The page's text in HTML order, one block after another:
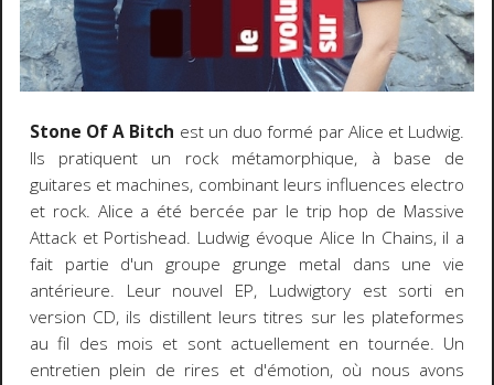
Stone Of A Bitch est un duo formé par Alice et Ludwig.
Ils pratiquent un rock métamorphique, à base de
guitares et machines, combinant leurs influences electro
et rock. Alice a été bercée par le trip hop de Massive
Attack et Portishead. Ludwig évoque Alice In Chains, il a
fait partie d'un groupe grunge metal dans une vie
antérieure. Leur nouvel EP, Ludwigtory est sorti en
version CD, ils distillent leurs titres sur les plateformes
au fil des mois et sont actuellement en tournée. Un
entretien plein de rires et d'émotion, où nous avons